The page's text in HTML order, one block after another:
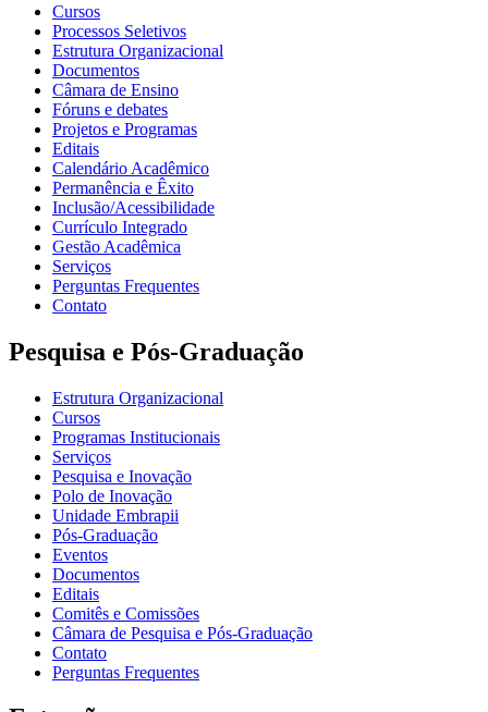
Cursos
Processos Seletivos
Estrutura Organizacional
Documentos
Câmara de Ensino
Fóruns e debates
Projetos e Programas
Editais
Calendário Acadêmico
Permanência e Êxito
Inclusão/Acessibilidade
Currículo Integrado
Gestão Acadêmica
Serviços
Perguntas Frequentes
Contato
Pesquisa e Pós-Graduação
Estrutura Organizacional
Cursos
Programas Institucionais
Serviços
Pesquisa e Inovação
Polo de Inovação
Unidade Embrapii
Pós-Graduação
Eventos
Documentos
Editais
Comitês e Comissões
Câmara de Pesquisa e Pós-Graduação
Contato
Perguntas Frequentes